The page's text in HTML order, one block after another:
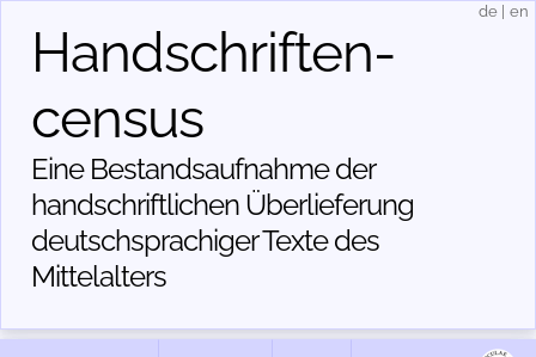
Handschriften­
census
Eine Bestandsaufnahme der
handschriftlichen Über­lieferung
deutschsprachiger Texte des
Mittelalters
de en